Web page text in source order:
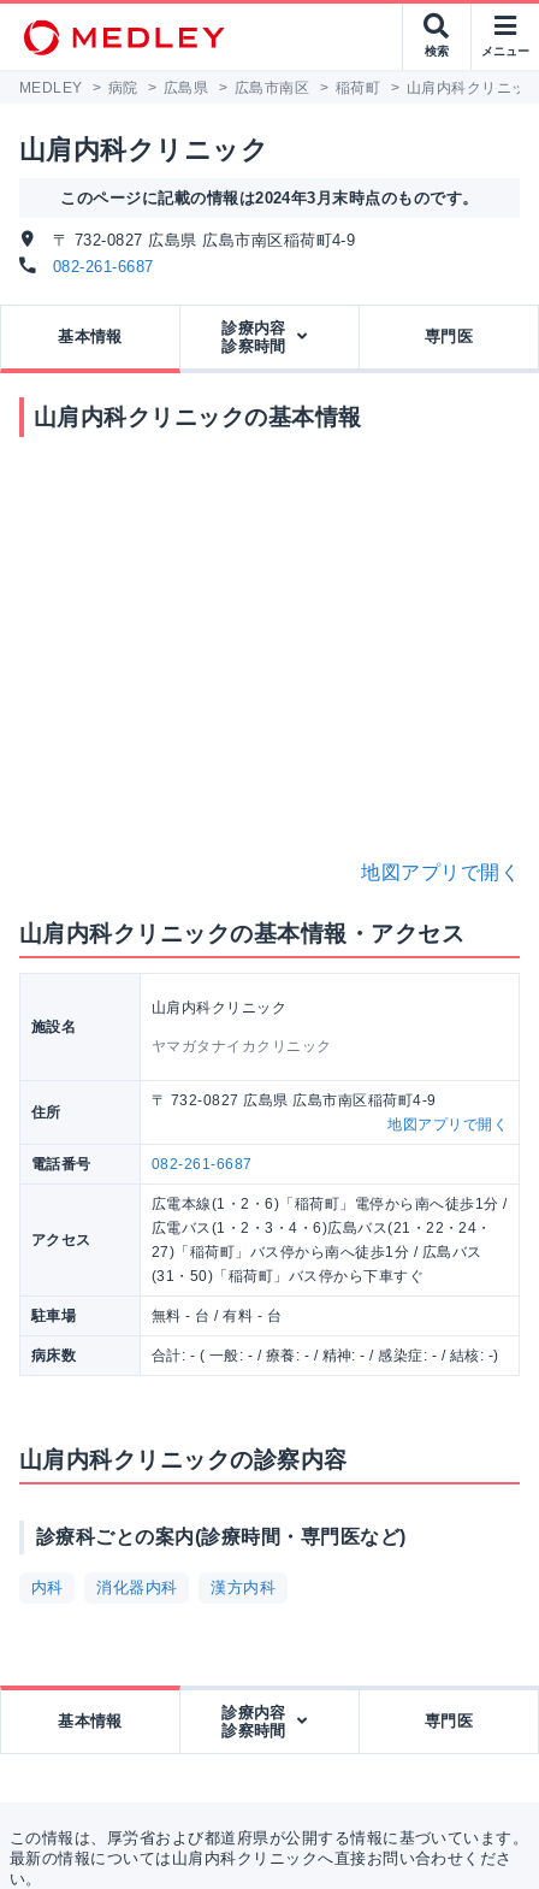
検索 メニュー
MEDLEY > 病院 > 広島県 > 広島市南区 > 稲荷町 > 山肩内科クリニッ
山肩内科クリニック
このページに記載の情報は2024年3月末時点のものです。
〒 732-0827 広島県 広島市南区稲荷町4-9
082-261-6687
基本情報
診療内容
診察時間
専門医
山肩内科クリニックの基本情報
地図アプリで開く
山肩内科クリニックの基本情報・アクセス
施設名
山肩内科クリニック
ヤマガタナイカクリニック
住所
〒 732-0827 広島県 広島市南区稲荷町4-9
地図アプリで開く
電話番号 082-261-6687
アクセス
広電本線(1・2・6)「稲荷町」電停から南へ徒歩1分 /
広電バス(1・2・3・4・6)広島バス(21・22・24・
27)「稲荷町」バス停から南へ徒歩1分 / 広島バス
(31・50)「稲荷町」バス停から下車すぐ
駐車場 無料 - 台 / 有料 - 台
病床数 合計: - ( 一般: - / 療養: - / 精神: - / 感染症: - / 結核: -)
山肩内科クリニックの診察内容
診療科ごとの案内(診療時間・専門医など)
内科 消化器内科 漢方内科
基本情報
診療内容
診察時間
専門医
この情報は、厚労省および都道府県が公開する情報に基づいています。
最新の情報については山肩内科クリニックへ直接お問い合わせくださ
い。